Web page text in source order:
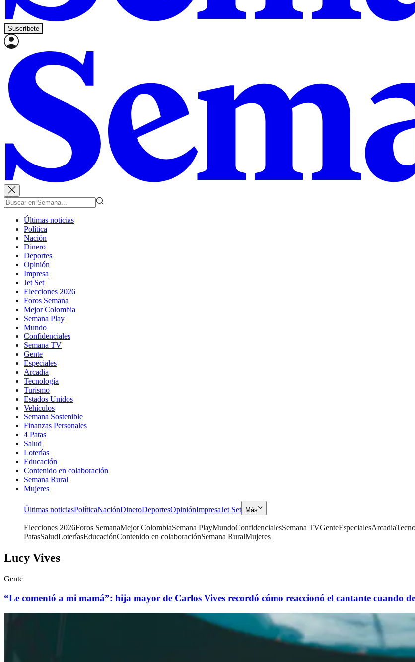
Suscríbete
Últimas noticias
Política
Nación
Dinero
Deportes
Opinión
Impresa
Jet Set
Elecciones 2026
Foros Semana
Mejor Colombia
Semana Play
Mundo
Confidenciales
Semana TV
Gente
Especiales
Arcadia
Tecnología
Turismo
Estados Unidos
Vehículos
Semana Sostenible
Finanzas Personales
4 Patas
Salud
Loterías
Educación
Contenido en colaboración
Semana Rural
Mujeres
Últimas noticiasPolíticaNaciónDineroDeportesOpiniónImpresaJet Set Más
Elecciones 2026Foros SemanaMejor ColombiaSemana PlayMundoConfidencialesSemana TVGenteEspecialesArcadia
PatasSaludLoteríasEducaciónContenido en colaboraciónSemana RuralMujeres
Lucy Vives
Gente
“Le comentó a mi mamá”: hija mayor de Carlos Vives recordó cómo reaccionó el cantante cuando